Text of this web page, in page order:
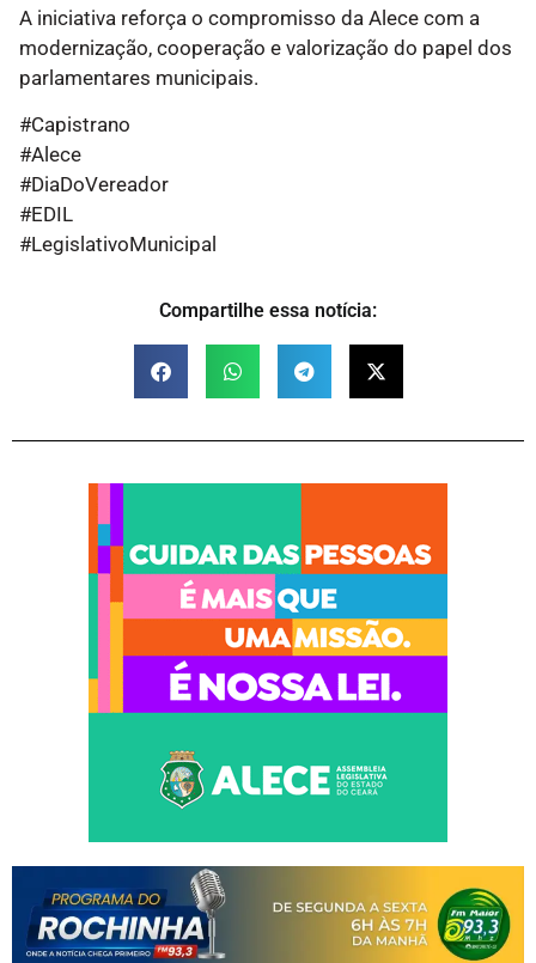
A iniciativa reforça o compromisso da Alece com a
modernização, cooperação e valorização do papel dos
parlamentares municipais.
#Capistrano
#Alece
#DiaDoVereador
#EDIL
#LegislativoMunicipal
Compartilhe essa notícia: